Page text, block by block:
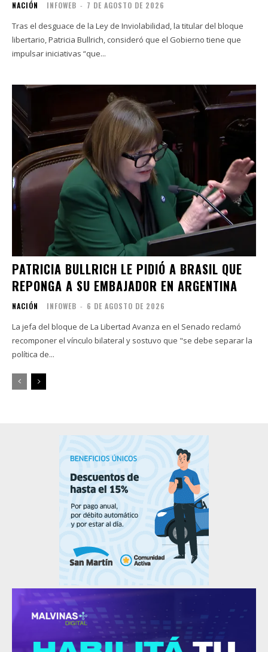
NACIÓN INFOWEB - 7 DE AGOSTO DE 2026
Tras el desguace de la Ley de Inviolabilidad, la titular del bloque
libertario, Patricia Bullrich, consideró que el Gobierno tiene que
impulsar iniciativas “que...
PATRICIA BULLRICH LE PIDIÓ A BRASIL QUE
REPONGA A SU EMBAJADOR EN ARGENTINA
NACIÓN INFOWEB - 6 DE AGOSTO DE 2026
La jefa del bloque de La Libertad Avanza en el Senado reclamó
recomponer el vínculo bilateral y sostuvo que "se debe separar la
política de...